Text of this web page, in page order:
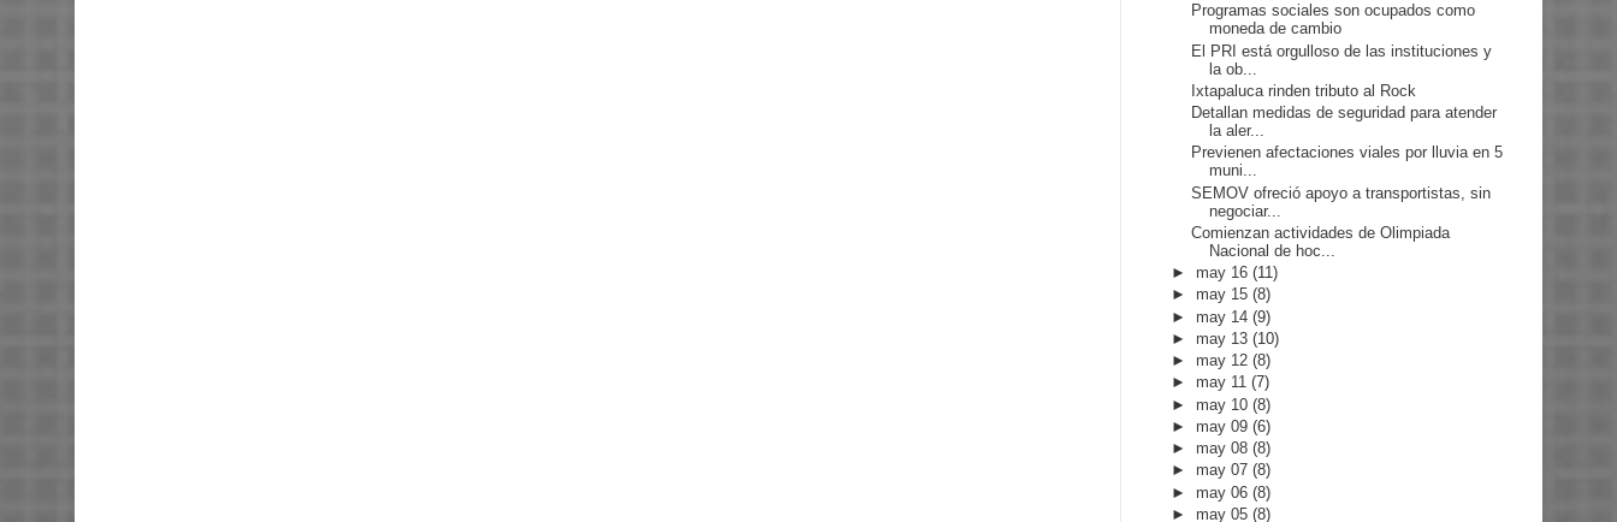
Programas sociales son ocupados como
moneda de cambio
El PRI está orgulloso de las instituciones y
la ob...
Ixtapaluca rinden tributo al Rock
Detallan medidas de seguridad para atender
la aler...
Previenen afectaciones viales por lluvia en 5
muni...
SEMOV ofreció apoyo a transportistas, sin
negociar...
Comienzan actividades de Olimpiada
Nacional de hoc...
► may 16(11)
► may 15(8)
► may 14(9)
► may 13(10)
► may 12(8)
► may 11(7)
► may 10(8)
► may 09(6)
► may 08(8)
► may 07(8)
► may 06(8)
► may 05(8)